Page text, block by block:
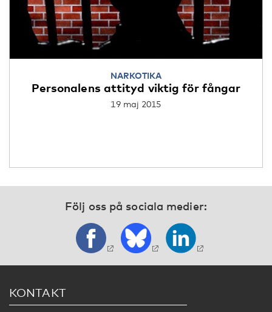
NARKOTIKA
Personalens attityd viktig för fångar
19 maj 2015
Följ oss på sociala medier:
KONTAKT